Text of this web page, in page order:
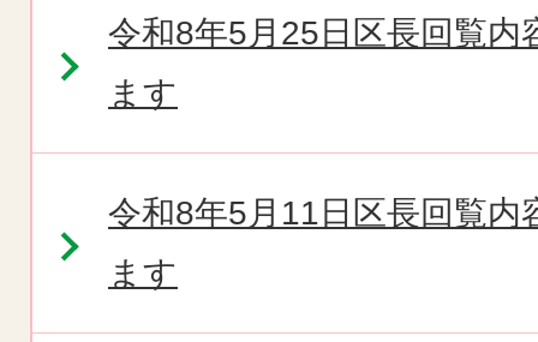
令和8年5月25日区長回覧
ます
令和8年5月11日区長回覧
ます